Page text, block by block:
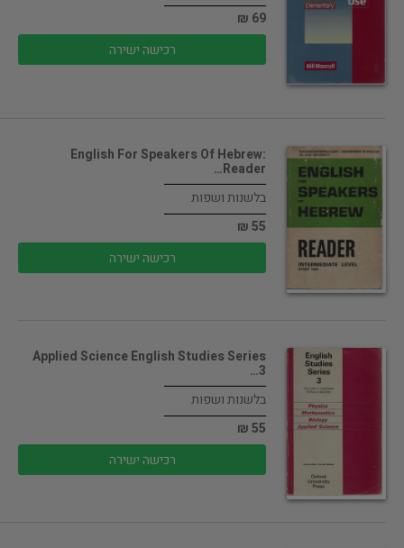
69 ₪
רכישה ישירה
English For Speakers Of Hebrew:
Reader…
בלשנות ושפות
55 ₪
רכישה ישירה
Applied Science English Studies Series
3…
בלשנות ושפות
55 ₪
רכישה ישירה